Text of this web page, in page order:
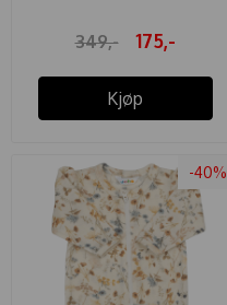
349,- 175,-
Kjøp
-40%